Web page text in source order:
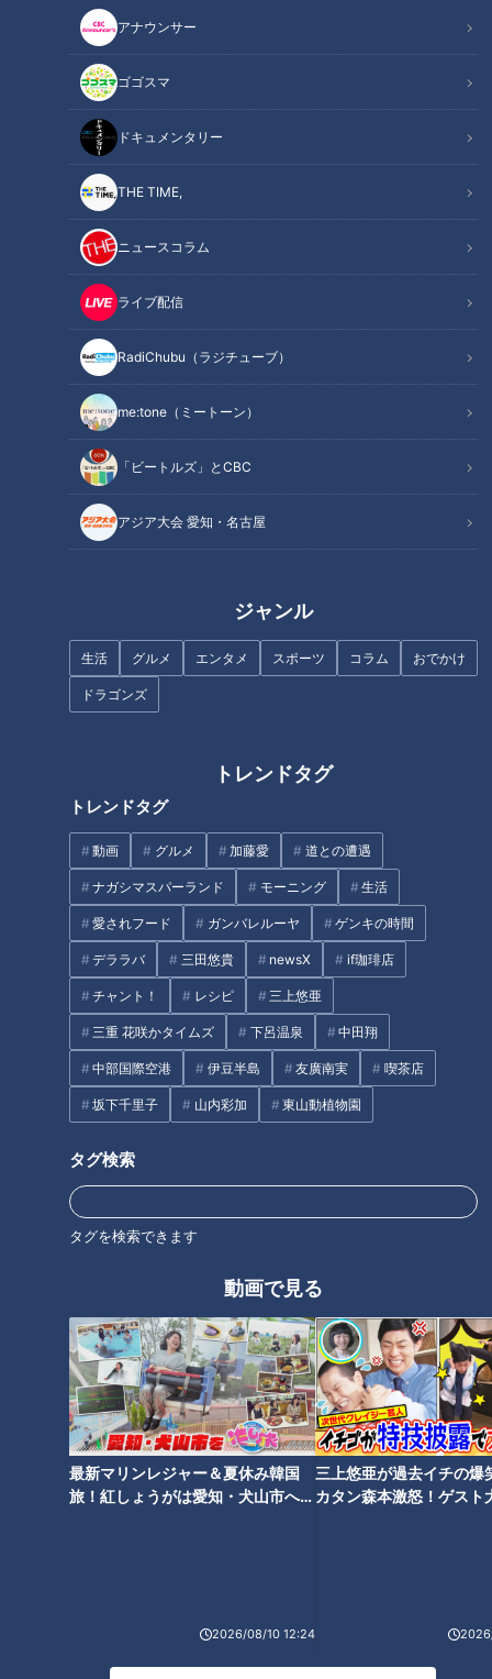
アナウンサー
ゴゴスマ
ドキュメンタリー
THE TIME,
ニュースコラム
ライブ配信
RadiChubu（ラジチューブ）
me:tone（ミートーン）
「ビートルズ」とCBC
アジア大会 愛知・名古屋
ジャンル
生活 グルメ エンタメ スポーツ コラム おでかけ
ドラゴンズ
トレンドタグ
トレンドタグ
動画 グルメ 加藤愛 道との遭遇
ナガシマスパーランド モーニング 生活
愛されフード ガンバレルーヤ ゲンキの時間
デララバ 三田悠貴 newsX if珈琲店
チャント！ レシピ 三上悠亜
三重 花咲かタイムズ 下呂温泉 中田翔
中部国際空港 伊豆半島 友廣南実 喫茶店
坂下千里子 山内彩加 東山動植物園
タグ検索
タグを検索できます
動画で見る
最新マリンレジャー＆夏休み韓国
旅！紅しょうがは愛知・犬山市へ
2026/08/10 12:24
三上悠亜が過去イチの爆
カタン森本激怒！ゲスト
この記事を見たあなたへのおすすめ
プロ野球開幕！与田ドラゴンズ
は厳しい順位予想を逆転できる
スーパーのポリ袋をスムーズに
甲子園の二年生が逸材揃い！来
年のドラフト注目選手は？
ジェネリック医薬品を取り巻く
どうなるの？
ぼったくり被害を防ぐためには
新外国人タバちゃん、その明る
タグ
スポーツ
オススメ関連コンテンツ
岩瀬、永久欠番へのファンの思
いと背番号にまつわるドラゴン
中日のキーマンを井端弘和氏が
語る！独自の野球論は若手の良
中日・小笠原の現在地。球団史
上最年少開幕投手を支えた男
なぜ中日にフェイスガードは普
及しないのか？選手の生の声を
聞いてみた
チが示す頭ひとつ抜け出すため